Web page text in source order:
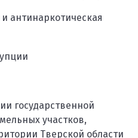
антинаркотическая
государственной
участков,
Тверской области